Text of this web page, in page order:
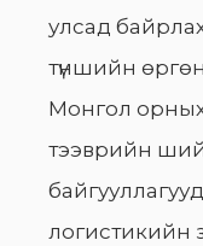
улсад
түншийн
Монгол
тээврийн
логистикийн